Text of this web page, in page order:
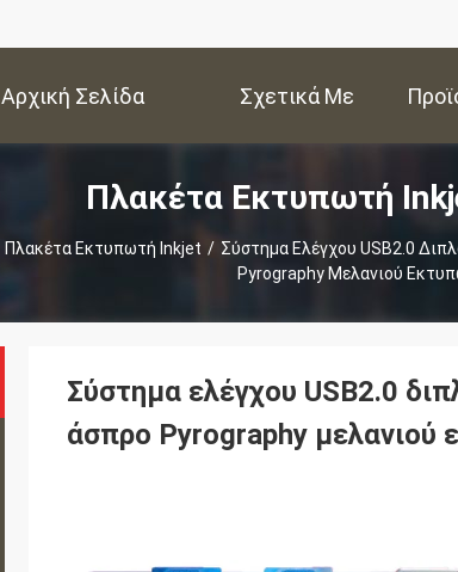
Αρχική Σελίδα Σχετικά Με
Εμάς
Πλακέτα Εκτυπωτή
Πλακέτα Εκτυπωτή Inkjet / Σύστημα Ελέγχου USB2.0
Pyrography Μελανιού
Σύστημα ελέγχου USB2.0
άσπρο Pyrography μελανιού